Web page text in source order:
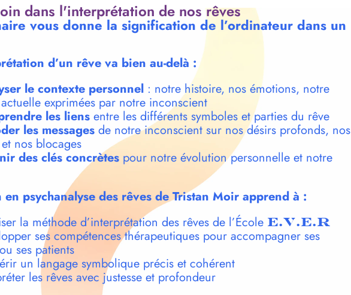
dans l'interprétation de nos rêves
vous donne la signification de l’ordinateur dans un
d’un rêve va bien au-delà :
le contexte personnel: notre histoire, nos émotions, notre
exprimées par notre inconscient
les liensentre les différents symboles et parties du rêve
les messagesde notre inconscient sur nos désirs profonds, nos
nos blocages
des clés concrètespour notre évolution personnelle et notre
psychanalyse des rêves de Tristan Moir apprend à :
la méthode d’interprétation des rêves de l’École E.V.E.R
ses compétences thérapeutiques pour accompagner ses
ses patients
un langage symbolique précis et cohérent
les rêves avec justesse et profondeur